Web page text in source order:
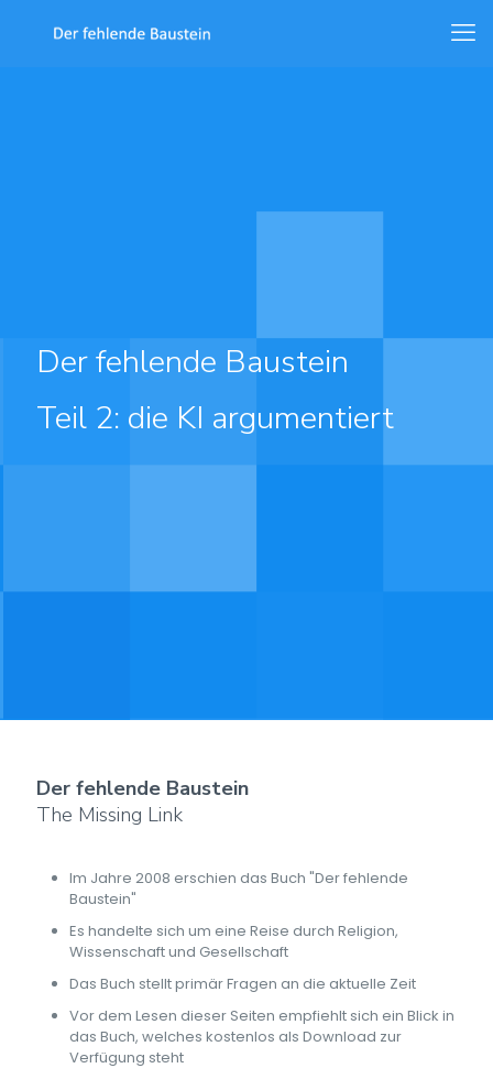
Der fehlende Baustein
Teil 2: die KI argumentiert
Der fehlende Baustein
The Missing Link
Im Jahre 2008 erschien das Buch "Der fehlende
Baustein"
Es handelte sich um eine Reise durch Religion,
Wissenschaft und Gesellschaft
Das Buch stellt primär Fragen an die aktuelle Zeit
Vor dem Lesen dieser Seiten empfiehlt sich ein Blick in
das Buch, welches kostenlos als Download zur
Verfügung steht